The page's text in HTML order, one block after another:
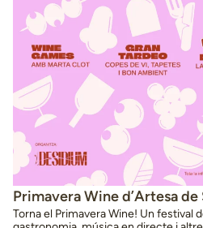
Primavera Wine d’Artesa de
Torna el Primavera Wine! Un festival